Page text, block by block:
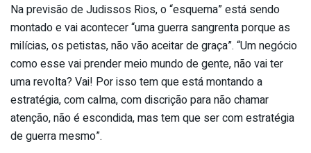
Na previsão de Judissos Rios, o “esquema” está sendo
montado e vai acontecer “uma guerra sangrenta porque as
milícias, os petistas, não vão aceitar de graça”. “Um negócio
como esse vai prender meio mundo de gente, não vai ter
uma revolta? Vai! Por isso tem que está montando a
estratégia, com calma, com discrição para não chamar
atenção, não é escondida, mas tem que ser com estratégia
de guerra mesmo”.